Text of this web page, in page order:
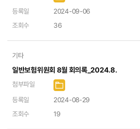
등록일
2024-09-06
조회수
36
기타
일반보험위원회 8월 회의록_2024.8.
첨부파일
등록일
2024-08-29
조회수
19